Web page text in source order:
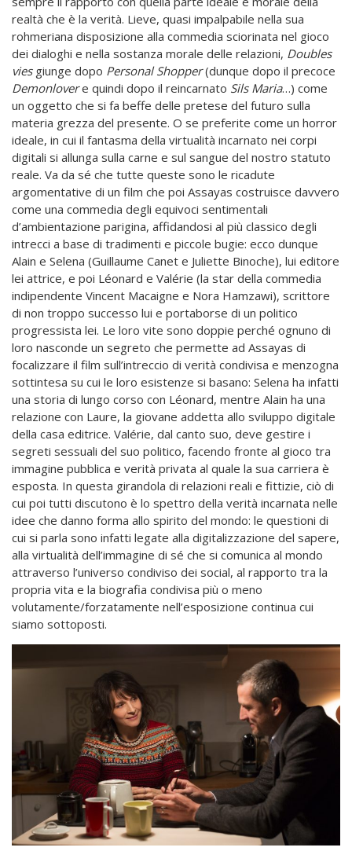
realtà che è la verità. Lieve, quasi impalpabile nella sua
rohmeriana disposizione alla commedia sciorinata nel gioco
dei dialoghi e nella sostanza morale delle relazioni, Doubles
viesgiunge dopo Personal Shopper(dunque dopo il precoce
Demonlovere quindi dopo il reincarnato Sils Maria…) come
un oggetto che si fa beffe delle pretese del futuro sulla
materia grezza del presente. O se preferite come un horror
ideale, in cui il fantasma della virtualità incarnato nei corpi
digitali si allunga sulla carne e sul sangue del nostro statuto
reale. Va da sé che tutte queste sono le ricadute
argomentative di un film che poi Assayas costruisce davvero
come una commedia degli equivoci sentimentali
d’ambientazione parigina, affidandosi al più classico degli
intrecci a base di tradimenti e piccole bugie: ecco dunque
Alain e Selena (Guillaume Canet e Juliette Binoche), lui editore
lei attrice, e poi Léonard e Valérie (la star della commedia
indipendente Vincent Macaigne e Nora Hamzawi), scrittore
di non troppo successo lui e portaborse di un politico
progressista lei. Le loro vite sono doppie perché ognuno di
loro nasconde un segreto che permette ad Assayas di
focalizzare il film sull’intreccio di verità condivisa e menzogna
sottintesa su cui le loro esistenze si basano: Selena ha infatti
una storia di lungo corso con Léonard, mentre Alain ha una
relazione con Laure, la giovane addetta allo sviluppo digitale
della casa editrice. Valérie, dal canto suo, deve gestire i
segreti sessuali del suo politico, facendo fronte al gioco tra
immagine pubblica e verità privata al quale la sua carriera è
esposta. In questa girandola di relazioni reali e fittizie, ciò di
cui poi tutti discutono è lo spettro della verità incarnata nelle
idee che danno forma allo spirito del mondo: le questioni di
cui si parla sono infatti legate alla digitalizzazione del sapere,
alla virtualità dell’immagine di sé che si comunica al mondo
attraverso l’universo condiviso dei social, al rapporto tra la
propria vita e la biografia condivisa più o meno
volutamente/forzatamente nell’esposizione continua cui
siamo sottoposti.